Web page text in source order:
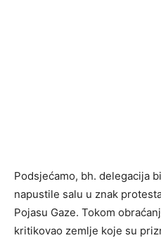
Podsjećamo, bh. delegacija
napustile salu u znak
Pojasu Gaze. Tokom
kritikovao zemlje koje su